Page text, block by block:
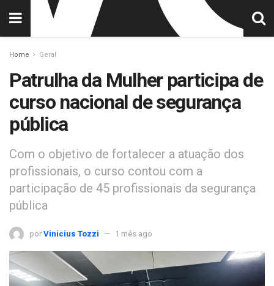
Home Geral
Patrulha da Mulher participa de
curso nacional de segurança
pública
Com o objetivo de fortalecer a atuação dos
profissionais, o curso contou com a
participação de 45 profissionais da segurança
pública
por Vinicius Tozzi 1 mês ago